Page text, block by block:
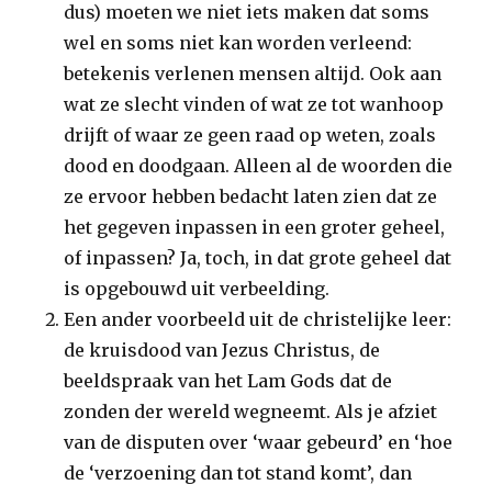
dus) moeten we niet iets maken dat soms
wel en soms niet kan worden verleend:
betekenis verlenen mensen altijd. Ook aan
wat ze slecht vinden of wat ze tot wanhoop
drijft of waar ze geen raad op weten, zoals
dood en doodgaan. Alleen al de woorden die
ze ervoor hebben bedacht laten zien dat ze
het gegeven inpassen in een groter geheel,
of inpassen? Ja, toch, in dat grote geheel dat
is opgebouwd uit verbeelding.
Een ander voorbeeld uit de christelijke leer:
de kruisdood van Jezus Christus, de
beeldspraak van het Lam Gods dat de
zonden der wereld wegneemt. Als je afziet
van de disputen over ‘waar gebeurd’ en ‘hoe
de ‘verzoening dan tot stand komt’, dan